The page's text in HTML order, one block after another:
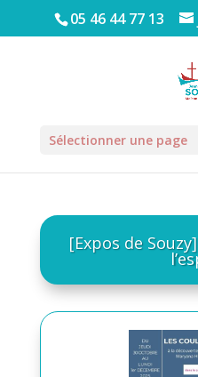
05 46 44 77 13
Sélectionner une page
[Expos de